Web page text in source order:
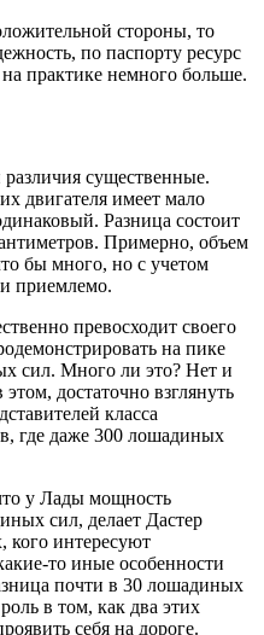
стороны, то
по паспорту ресурс
практике немного больше.
существенные.
двигателя имеет мало
Разница состоит
Примерно, объем
бы много, но с учетом
приемлемо.
превосходит своего
на пике
сил. Много ли это? Нет и
достаточно взглянуть
класса
где даже 300 лошадиных
у Лады мощность
сил, делает Дастер
кого интересуют
то иные особенности
почти в 30 лошадиных
в том, как два этих
себя на дороге.